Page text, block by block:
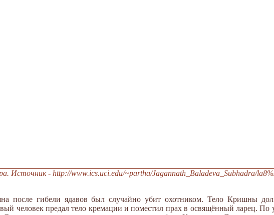
Источник - http://www.ics.uci.edu/~partha/Jagannath_Baladeva_Subhadra/
после гибели ядавов был случайно убит охотником. Тело Кришны
человек предал тело кремации и поместил прах в освящённый ларец. По